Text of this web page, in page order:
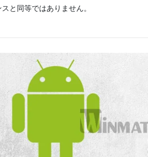
スと同等ではありません。